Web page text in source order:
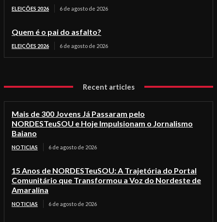
ELEIÇÕES 2026 6 de agosto de 2026
Quem é o pai do asfalto?
ELEIÇÕES 2026 6 de agosto de 2026
Recent articles
Mais de 300 Jovens Já Passaram pelo
NORDESTeuSOU e Hoje Impulsionam o Jornalismo
Baiano
NOTICIAS 6 de agosto de 2026
15 Anos de NORDESTeuSOU: A Trajetória do Portal
Comunitário que Transformou a Voz do Nordeste de
Amaralina
NOTICIAS 6 de agosto de 2026